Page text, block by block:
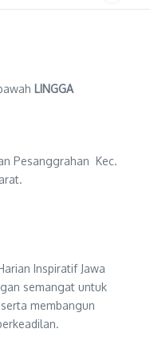
LINGGA
Pesanggrahan Kec.
Inspiratif Jawa
semangat untuk
membangun